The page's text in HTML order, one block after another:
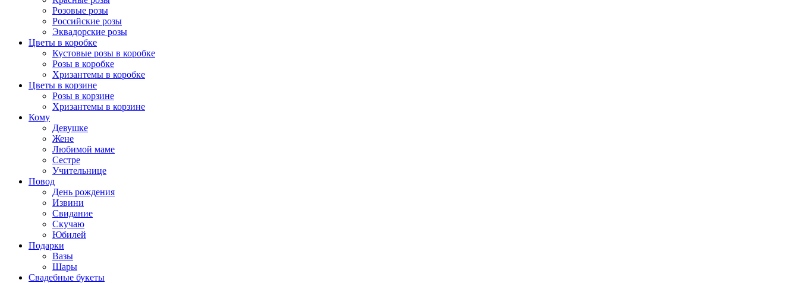
Розовые розы
Российские розы
Эквадорские розы
Цветы в коробке
Кустовые розы в коробке
Розы в коробке
Хризантемы в коробке
Цветы в корзине
Розы в корзине
Хризантемы в корзине
Кому
Девушке
Жене
Любимой маме
Сестре
Учительнице
Повод
День рождения
Извини
Свидание
Скучаю
Юбилей
Подарки
Вазы
Шары
Свадебные букеты